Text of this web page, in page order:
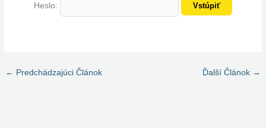
Heslo:
← Predchádzajúci Článok Ďalší Článok →